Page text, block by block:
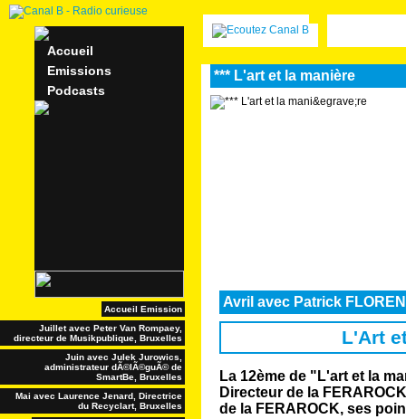
Accueil
Emissions
Podcasts
Accueil Emission
Juillet avec Peter Van Rompaey,
directeur de Musikpublique, Bruxelles
Juin avec Julek Jurowics,
administrateur dÃ©lÃ©guÃ© de
SmartBe, Bruxelles
Mai avec Laurence Jenard, Directrice
du Recyclart, Bruxelles
*** L'art et la manière
Avril avec Patrick
L'Art
La 12ème de "L'art et la
Directeur de la
de la FERAROCK, ses